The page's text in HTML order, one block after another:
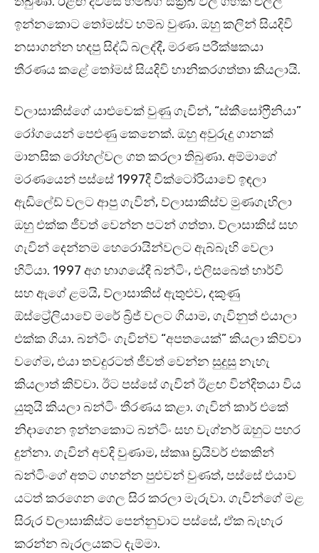
ඉන්නකොට තෝමස්ව හම්බ වුණා. ඔහු කලින් සියදිවි
නසාගන්න හදපු සිද්ධි බලද්දී, මරණ පරීක්ෂකයා
තීරණය කළේ තෝමස් සියදිවි හානිකරගත්තා කියලායි.
ව්ලාසාකිස්ගේ යාළුවෙක් වුණු ගැවින්, “ස්කීසෝෆ්‍රීනියා”
රෝගයෙන් පෙළුණු කෙනෙක්. ඔහු අවුරුදු ගානක්
මානසික රෝහල්වල ගත කරලා තිබුණා. අම්මාගේ
මරණයෙන් පස්සේ 1997දී වික්ටෝරියාවේ ඉඳලා
ඇඩිලේඩ් වලට ආපු ගැවින්, ව්ලාසාකිස්ව මුණගැහිලා
ඔහු එක්ක ජීවත් වෙන්න පටන් ගත්තා. ව්ලාසාකිස් සහ
ගැවින් දෙන්නම හෙරොයින්වලට ඇබ්බැහි වෙලා
හිටියා. 1997 අග භාගයේදී බන්ටිං, එලිසබෙත් හාර්වි
සහ ඇගේ ළමයි, ව්ලාසාකිස් ඇතුළුව, දකුණු
ඕස්ට්‍රේලියාවේ මරේ බ්‍රිජ් වලට ගියාම, ගැවිනුත් එයාලා
එක්ක ගියා. බන්ටිං ගැවින්ව “අපතයෙක්” කියලා කිව්වා
වගේම, එයා තවදුරටත් ජීවත් වෙන්න සුදුසු නැහැ
කියලාත් කිව්වා. ඊට පස්සේ ගැවින් ඊළඟ වින්දිතයා විය
යුතුයි කියලා බන්ටිං තීරණය කළා. ගැවින් කාර් එකේ
නිදාගෙන ඉන්නකොට බන්ටිං සහ වැග්නර් ඔහුට පහර
දුන්නා. ගැවින් අවදි වුණාම, ස්කෲ ඩ්‍රයිවර් එකකින්
බන්ටිංගේ අතට ගහන්න පුළුවන් වුණත්, පස්සේ එයාව
යටත් කරගෙන ගෙල සිර කරලා මැරුවා. ගැවින්ගේ මළ
සිරුර ව්ලාසාකිස්ට පෙන්නුවාට පස්සේ, ඒක බැහැර
කරන්න බැරලයකට දැම්මා.